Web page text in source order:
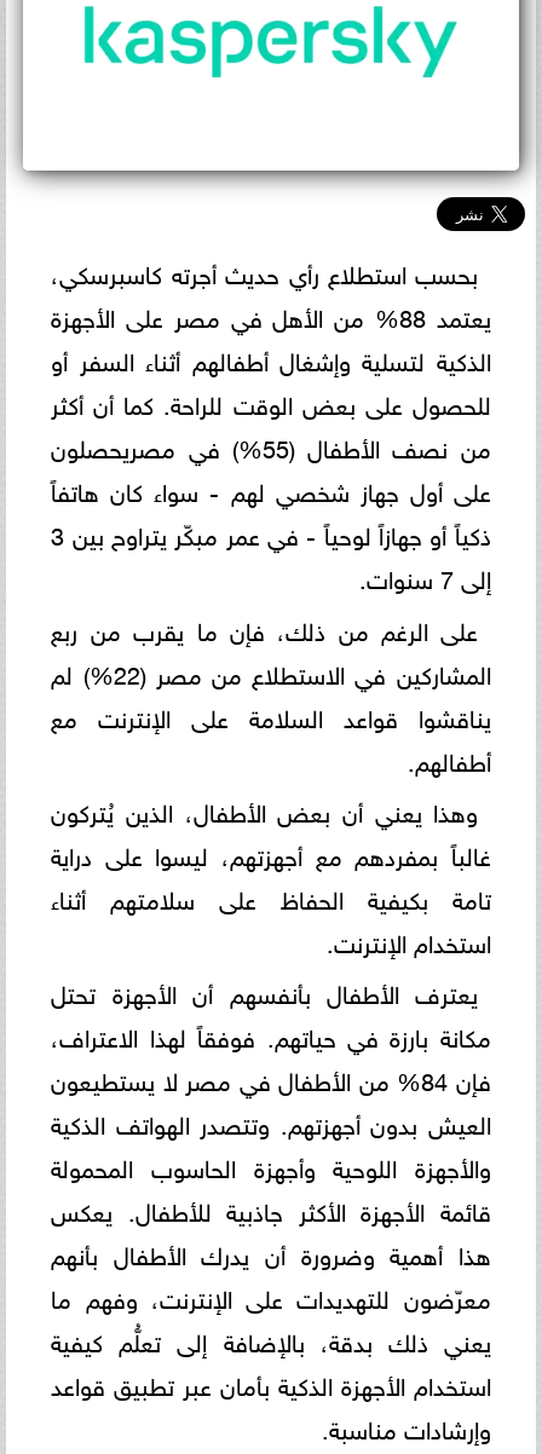
بحسب استطلاع رأي حديث أجرته كاسبرسكي،
يعتمد 88% من الأهل في مصر على الأجهزة
الذكية لتسلية وإشغال أطفالهم أثناء السفر أو
للحصول على بعض الوقت للراحة. كما أن أكثر
من نصف الأطفال (55%) في مصريحصلون
على أول جهاز شخصي لهم - سواء كان هاتفاً
ذكياً أو جهازاً لوحياً - في عمر مبكّر يتراوح بين 3
إلى 7 سنوات.
على الرغم من ذلك، فإن ما يقرب من ربع
المشاركين في الاستطلاع من مصر (22%) لم
يناقشوا قواعد السلامة على الإنترنت مع
أطفالهم.
وهذا يعني أن بعض الأطفال، الذين يُتركون
غالباً بمفردهم مع أجهزتهم، ليسوا على دراية
تامة بكيفية الحفاظ على سلامتهم أثناء
استخدام الإنترنت.
يعترف الأطفال بأنفسهم أن الأجهزة تحتل
مكانة بارزة في حياتهم. فوفقاً لهذا الاعتراف،
فإن 84% من الأطفال في مصر لا يستطيعون
العيش بدون أجهزتهم. وتتصدر الهواتف الذكية
والأجهزة اللوحية وأجهزة الحاسوب المحمولة
قائمة الأجهزة الأكثر جاذبية للأطفال. يعكس
هذا أهمية وضرورة أن يدرك الأطفال بأنهم
معرّضون للتهديدات على الإنترنت، وفهم ما
يعني ذلك بدقة، بالإضافة إلى تعلُّم كيفية
استخدام الأجهزة الذكية بأمان عبر تطبيق قواعد
وإرشادات مناسبة.